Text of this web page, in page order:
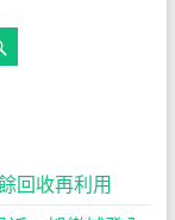
回收再利用